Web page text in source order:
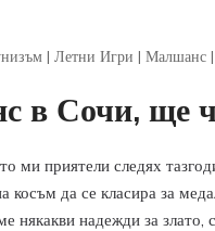
| Летни Игри | Малшанс |
в Сочи, ще
ми приятели следях
косъм да се класира за
някакви надежди за